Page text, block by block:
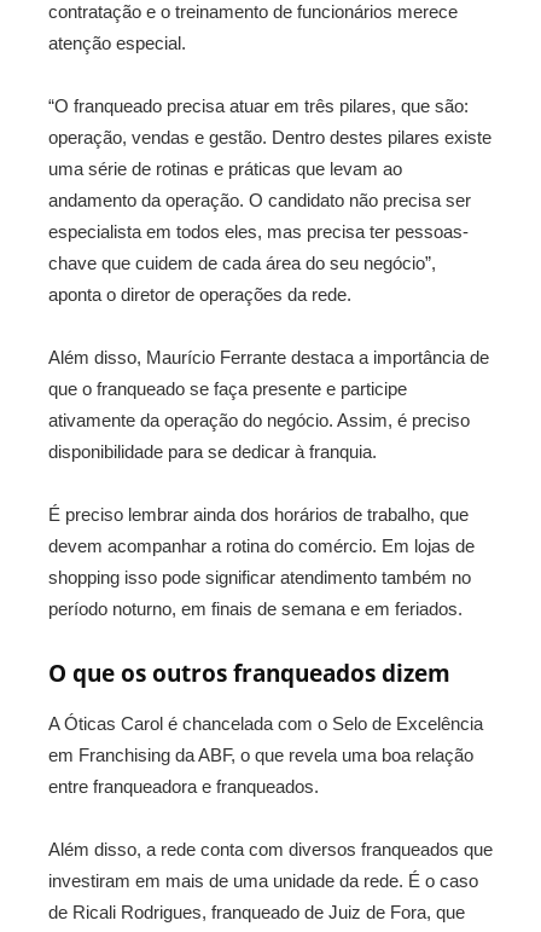
contratação e o treinamento de funcionários merece
atenção especial.
“O franqueado precisa atuar em três pilares, que são:
operação, vendas e gestão. Dentro destes pilares existe
uma série de rotinas e práticas que levam ao
andamento da operação. O candidato não precisa ser
especialista em todos eles, mas precisa ter pessoas-
chave que cuidem de cada área do seu negócio”,
aponta o diretor de operações da rede.
Além disso, Maurício Ferrante destaca a importância de
que o franqueado se faça presente e participe
ativamente da operação do negócio. Assim, é preciso
disponibilidade para se dedicar à franquia.
É preciso lembrar ainda dos horários de trabalho, que
devem acompanhar a rotina do comércio. Em lojas de
shopping isso pode significar atendimento também no
período noturno, em finais de semana e em feriados.
O que os outros franqueados dizem
A Óticas Carol é chancelada com o Selo de Excelência
em Franchising da ABF, o que revela uma boa relação
entre franqueadora e franqueados.
Além disso, a rede conta com diversos franqueados que
investiram em mais de uma unidade da rede. É o caso
de Ricali Rodrigues, franqueado de Juiz de Fora, que